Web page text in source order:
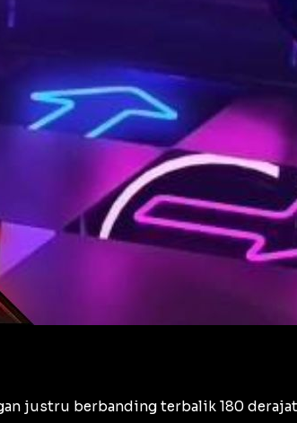
justru berbanding terbalik 180